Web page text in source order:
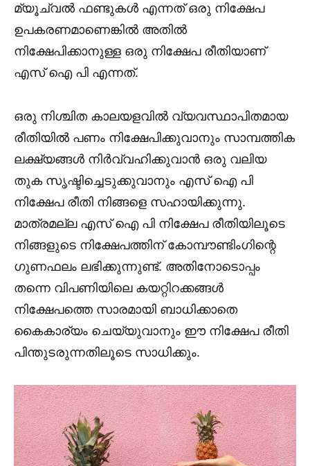
മ്യൂച്വൽ ഫണ്ടുകൾ എന്നത് ഒരു നിക്ഷേപ
ഉപകരണമാണെങ്കിൽ അതിൽ
നിക്ഷേപിക്കാനുള്ള ഒരു നിക്ഷേപ രീതിയാണ്
എസ് ഐ പി എന്നത്.
ഒരു നിശ്ചിത കാലയളവിൽ വ്യവസ്ഥാപിതമായ
രീതിയിൽ പണം നിക്ഷേപിക്കുവാനും സാമ്പത്തിക
ലക്ഷ്യങ്ങൾ നിർവ്വഹിക്കുവാൻ ഒരു വലിയ
തുക സൃഷ്ടിച്ചെടുക്കുവാനും എസ് ഐ പി
നിക്ഷേപ രീതി നിങ്ങളെ സഹായിക്കുന്നു.
മാത്രമല്ല എസ് ഐ പി നിക്ഷേപ രീതിയിലൂടെ
നിങ്ങളുടെ നിക്ഷേപത്തിന് കോമ്പൗണ്ടിംഗിന്റെ
ഗുണഫലം ലഭിക്കുന്നുണ്ട്. അതിനോടൊപ്പം
തന്നെ വിപണിയിലെ കയറ്റിറക്കങ്ങൾ
നിക്ഷേപത്തെ സാരമായി ബാധിക്കാതെ
കൈകാര്യം ചെയ്യുവാനും ഈ നിക്ഷേപ രീതി
പിന്തുടരുന്നതിലൂടെ സാധിക്കും.